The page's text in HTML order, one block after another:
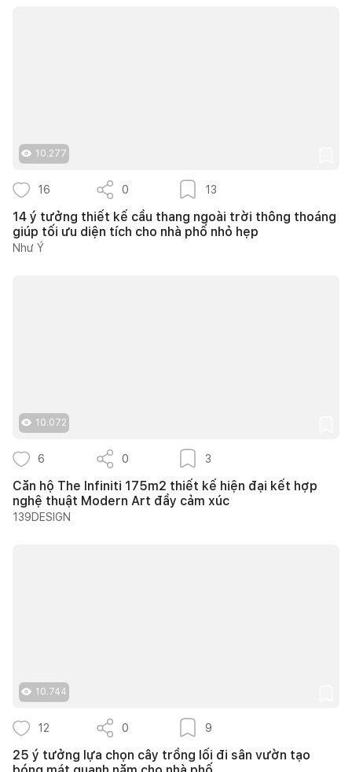
10.277
16 0 13
14 ý tưởng thiết kế cầu thang ngoài trời thông thoáng
giúp tối ưu diện tích cho nhà phố nhỏ hẹp
Như Ý
10.072
6 0 3
Căn hộ The Infiniti 175m2 thiết kế hiện đại kết hợp
nghệ thuật Modern Art đầy cảm xúc
139DESIGN
10.744
12 0 9
25 ý tưởng lựa chọn cây trồng lối đi sân vườn tạo